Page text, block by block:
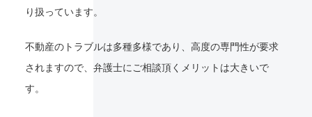
り扱っています。
不動産のトラブルは多種多様であり、高度の専門性が要求
されますので、弁護士にご相談頂くメリットは大きいで
す。